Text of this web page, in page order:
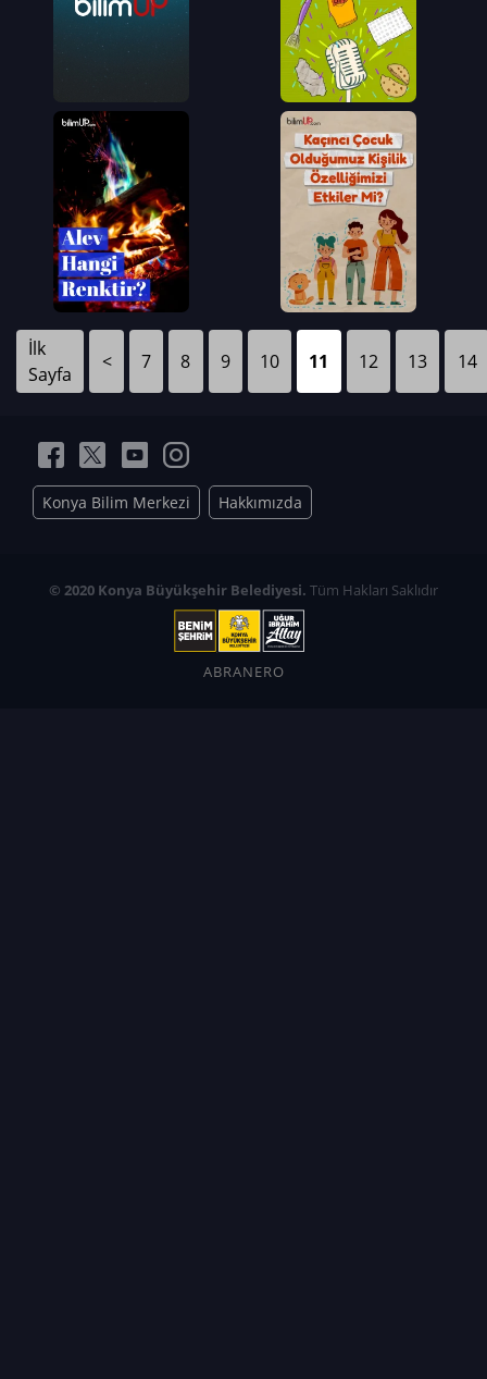
İlk
Sayfa
< 7 8 9 10 11 12 13 14
Konya Bilim Merkezi Hakkımızda
© 2020 Konya Büyükşehir Belediyesi. Tüm Hakları Saklıdır
ABRANERO